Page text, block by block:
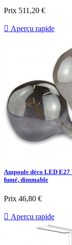
Prix 511,20 €
 Aperçu rapide
Ampoule déco LED
fumé, dimmable
Prix 46,80 €
 Aperçu rapide